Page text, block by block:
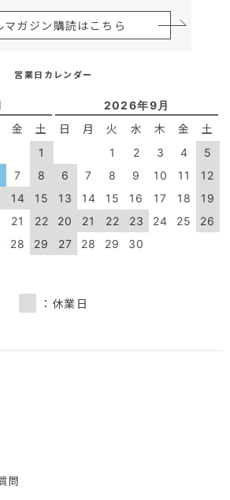
マガジン購読はこちら
営業日カレンダー
金 土
1
7
8
14
15
21
22
28
29
2026年9月
日 月 火 水 木 金 土
1 2 3 4
5
6
7 8 9 10 11
12
13
14 15 16 17 18
19
20
21 22 23 24 25
26
27
28 29 30
：休業日
問